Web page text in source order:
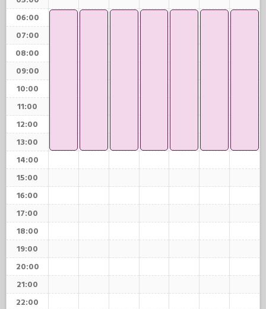
06:00
07:00
08:00
09:00
10:00
11:00
12:00
13:00
14:00
15:00
16:00
17:00
18:00
19:00
20:00
21:00
22:00